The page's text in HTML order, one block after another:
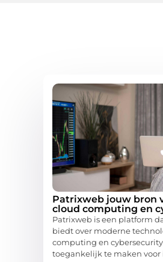
Patrixweb jouw bron
cloud computing en
Patrixweb is een platform
biedt over moderne
computing en
toegankelijk te maken voor